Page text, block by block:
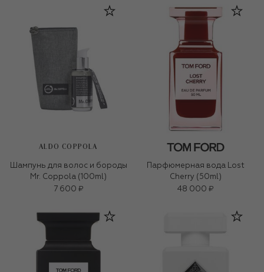
ALDO COPPOLA
Шампунь для волос и бороды
Mr. Coppola (100ml)
7 600 ₽
Парфюмерная вода Lost
Cherry (50ml)
48 000 ₽